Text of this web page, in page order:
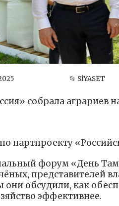
📂 SİYASET
собрала аграриев
партпроекту
форум «День
представителей
обсудили, как
эффективнее.